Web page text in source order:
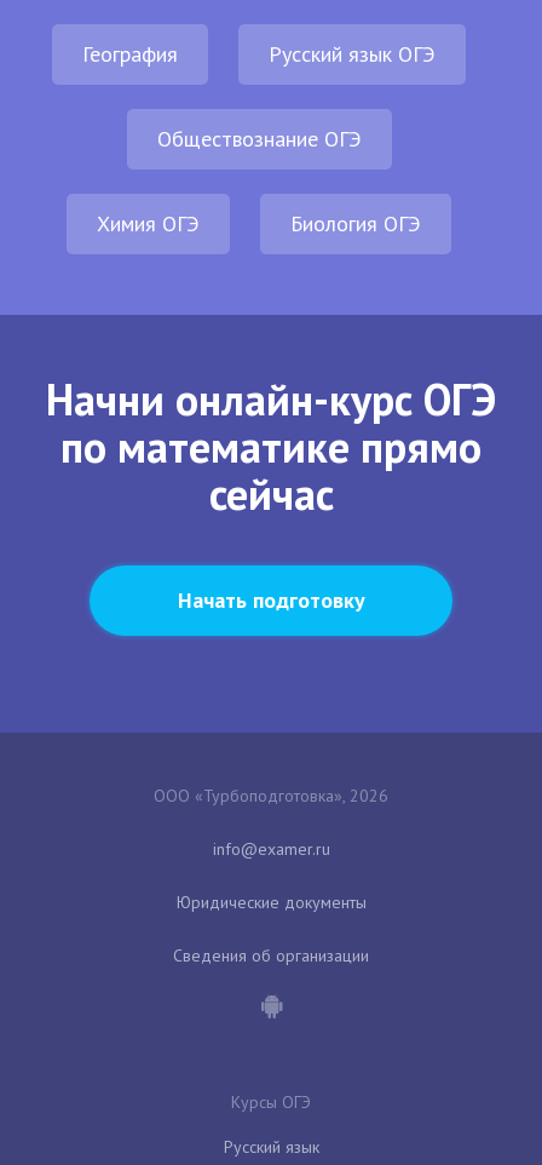
География Русский язык ОГЭ
Обществознание ОГЭ
Химия ОГЭ Биология ОГЭ
Начни онлайн-курс ОГЭ
по математике прямо
сейчас
Начать подготовку
ООО «Турбоподготовка», 2026
Юридические документы
Сведения об организации
Курсы ОГЭ
Русский язык